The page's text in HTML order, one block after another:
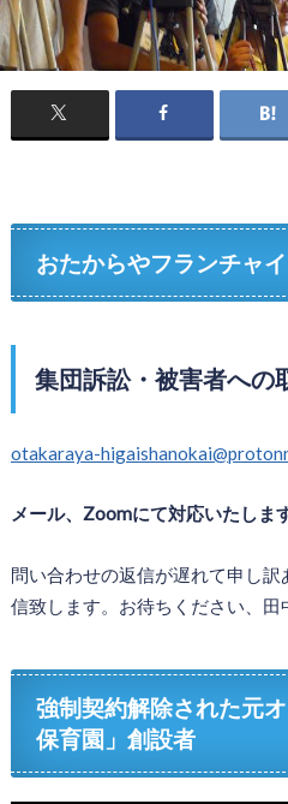
おたからやフランチャ
集団訴訟・被害者への
otakaraya-
メール、Zoomにて対応いたします
問い合わせの返信が遅れて申し
信致します。お待ちください、田
強制契約解除された元
保育園」創設者